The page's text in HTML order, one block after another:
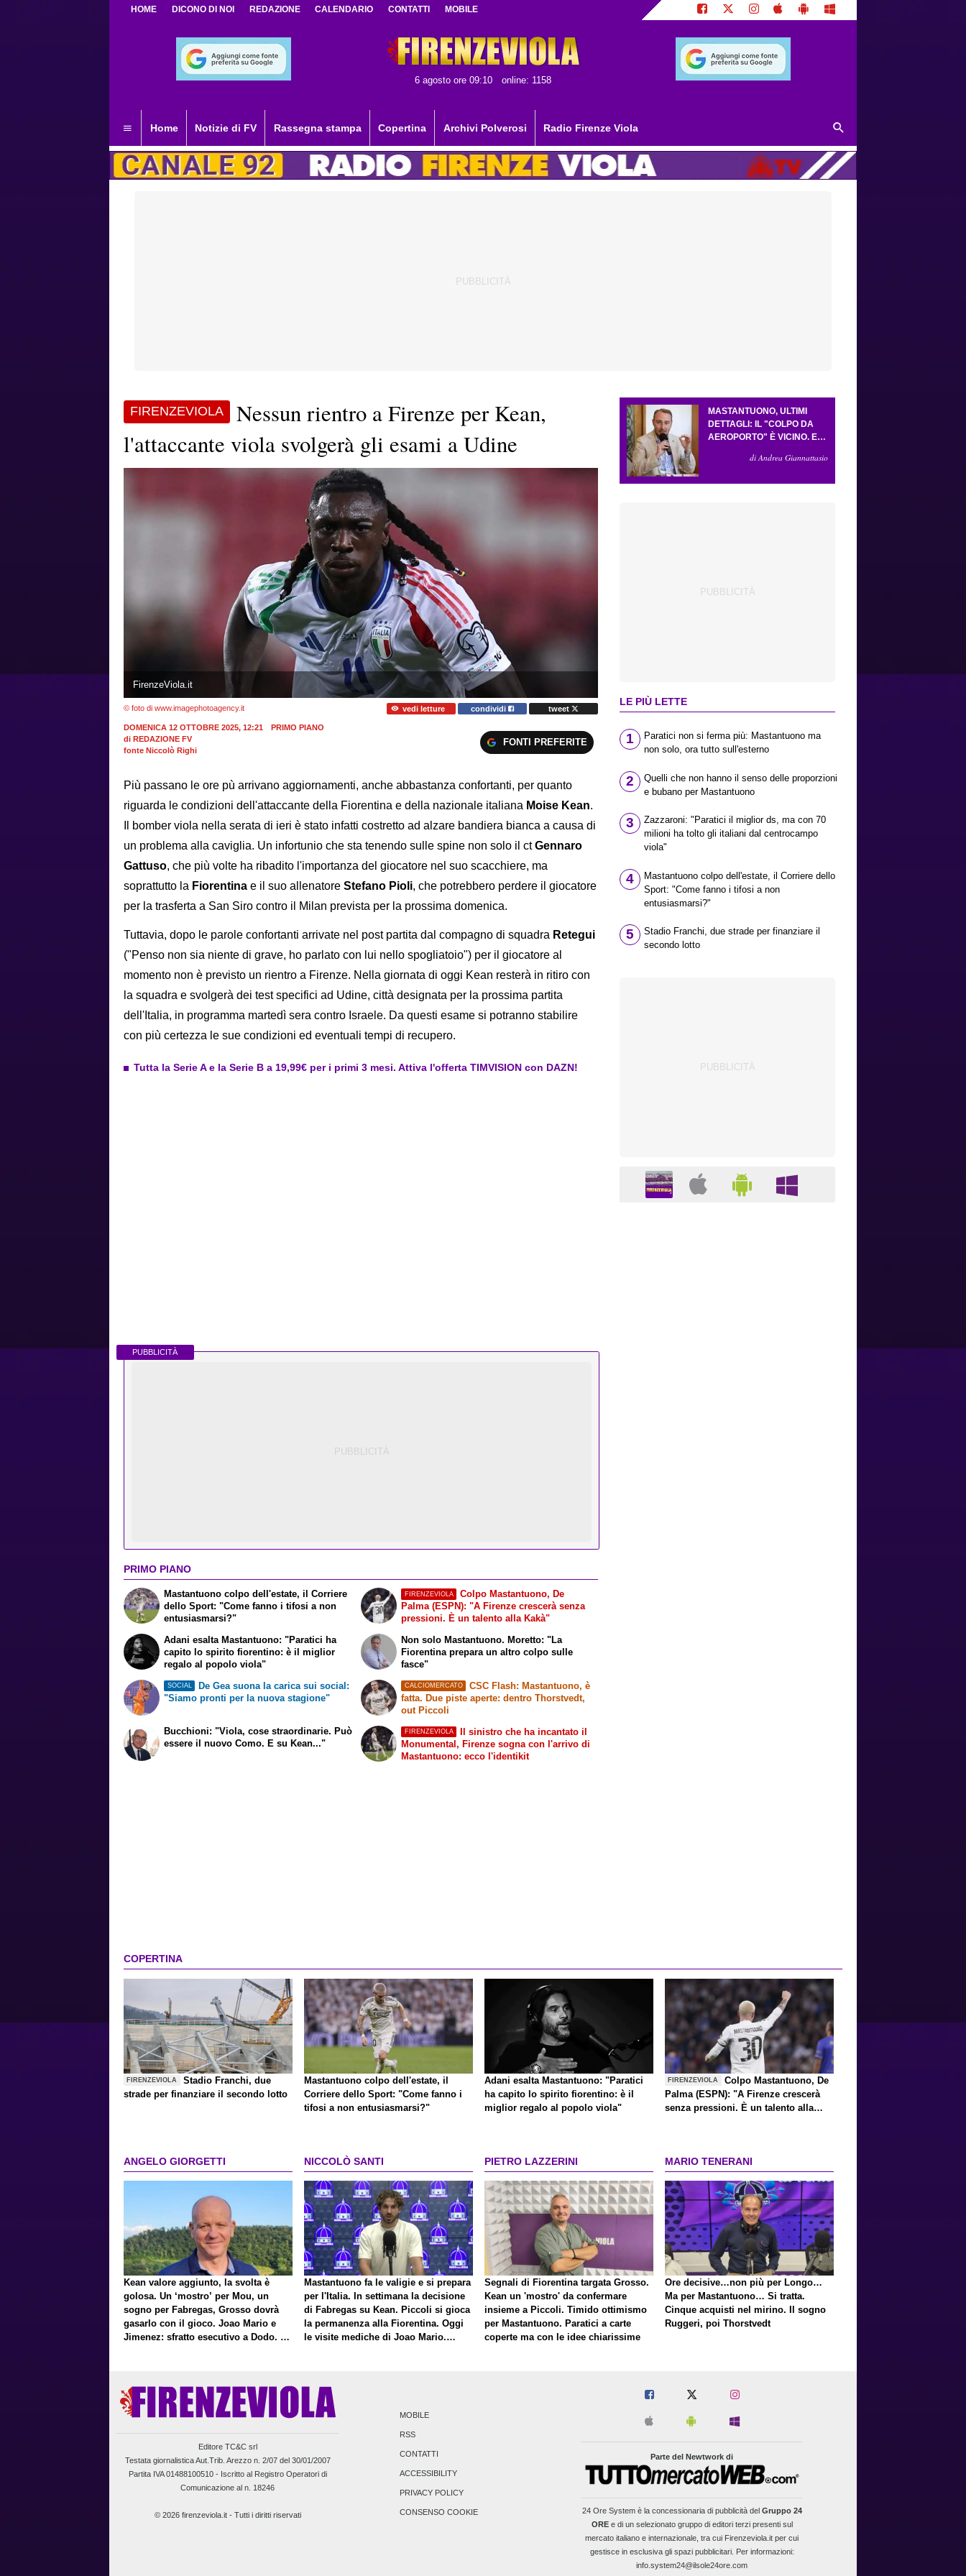
HOME DICONO DI NOI REDAZIONE CALENDARIO CONTATTI MOBILE
6 agosto ore 09:10 online: 1158
Home Notizie di FV Rassegna stampa Copertina Archivi Polverosi Radio Firenze Viola
FIRENZEVIOLA
Nessun rientro a Firenze per Kean,
l'attaccante viola svolgerà gli esami a Udine
FirenzeViola.it
© foto di www.imagephotoagency.it vedi letture condividi tweet
DOMENICA 12 OTTOBRE 2025, 12:21
PRIMO PIANO
di REDAZIONE FV
fonte Niccolò Righi
FONTI PREFERITE
Più passano le ore pù arrivano aggiornamenti, anche abbastanza confortanti, per quanto
riguarda le condizioni dell'attaccante della Fiorentina e della nazionale italiana Moise Kean.
Il bomber viola nella serata di ieri è stato infatti costretto ad alzare bandiera bianca a causa di
un problema alla caviglia. Un infortunio che sta tenendo sulle spine non solo il ctGennaro
Gattuso, che più volte ha ribadito l'importanza del giocatore nel suo scacchiere, ma
soprattutto la Fiorentina e il suo allenatore Stefano Pioli, che potrebbero perdere il giocatore
per la trasferta a San Siro contro il Milan prevista per la prossima domenica.
Tuttavia, dopo le parole confortanti arrivate nel post partita dal compagno di squadra Retegui
("Penso non sia niente di grave, ho parlato con lui nello spogliatoio") per il giocatore al
momento non è previsto un rientro a Firenze. Nella giornata di oggi Kean resterà in ritiro con
la squadra e svolgerà dei test specifici ad Udine, città designata per la prossima partita
dell'Italia, in programma martedì sera contro Israele. Da questi esame si potranno stabilire
con più certezza le sue condizioni ed eventuali tempi di recupero.
Tutta la Serie A e la Serie B a 19,99€ per i primi 3 mesi. Attiva l'offerta TIMVISION con DAZN!
PUBBLICITÀ
PRIMO PIANO
Mastantuono colpo dell'estate, il Corriere
dello Sport: "Come fanno i tifosi a non
entusiasmarsi?"
Adani esalta Mastantuono: "Paratici ha
capito lo spirito fiorentino: è il miglior
regalo al popolo viola"
FIRENZEVIOLA
Colpo Mastantuono, De
Palma (ESPN): "A Firenze crescerà senza
pressioni. È un talento alla Kakà"
Non solo Mastantuono. Moretto: "La
Fiorentina prepara un altro colpo sulle
fasce"
SOCIAL
De Gea suona la carica sui social:
"Siamo pronti per la nuova stagione"
Bucchioni: "Viola, cose straordinarie. Può
essere il nuovo Como. E su Kean..."
CALCIOMERCATO
CSC Flash: Mastantuono, è
fatta. Due piste aperte: dentro Thorstvedt,
out Piccoli
FIRENZEVIOLA
Il sinistro che ha incantato il
Monumental, Firenze sogna con l'arrivo di
Mastantuono: ecco l'identikit
MASTANTUONO, ULTIMI
DETTAGLI: IL "COLPO DA
AEROPORTO" È VICINO. E
COSÌ. GUDMUNDSSON HA
di Andrea Giannattasio
LE PIÙ LETTE
1
Paratici non si ferma più: Mastantuono ma
non solo, ora tutto sull'esterno
2
Quelli che non hanno il senso delle proporzioni
e bubano per Mastantuono
3
Zazzaroni: "Paratici il miglior ds, ma con 70
milioni ha tolto gli italiani dal centrocampo
viola"
4
Mastantuono colpo dell'estate, il Corriere dello
Sport: "Come fanno i tifosi a non
entusiasmarsi?"
5
Stadio Franchi, due strade per finanziare il
secondo lotto
COPERTINA
FIRENZEVIOLA
Stadio Franchi, due
strade per finanziare il secondo lotto
Mastantuono colpo dell'estate, il
Corriere dello Sport: "Come fanno i
tifosi a non entusiasmarsi?"
Adani esalta Mastantuono: "Paratici
ha capito lo spirito fiorentino: è il
miglior regalo al popolo viola"
FIRENZEVIOLA
Colpo Mastantuono, De
Palma (ESPN): "A Firenze crescerà
senza pressioni. È un talento alla
ANGELO GIORGETTI
Kean valore aggiunto, la svolta è
golosa. Un ‘mostro’ per Mou, un
sogno per Fabregas, Grosso dovrà
gasarlo con il gioco. Joao Mario e
Jimenez: sfratto esecutivo a Dodo. E
NICCOLÒ SANTI
Mastantuono fa le valigie e si prepara
per l'Italia. In settimana la decisione
di Fabregas su Kean. Piccoli si gioca
la permanenza alla Fiorentina. Oggi
le visite mediche di Joao Mario.
PIETRO LAZZERINI
Segnali di Fiorentina targata Grosso.
Kean un 'mostro' da confermare
insieme a Piccoli. Timido ottimismo
per Mastantuono. Paratici a carte
coperte ma con le idee chiarissime
MARIO TENERANI
Ore decisive…non più per Longo…
Ma per Mastantuono… Si tratta.
Cinque acquisti nel mirino. Il sogno
Ruggeri, poi Thorstvedt
Editore TC&C srl
Testata giornalistica Aut.Trib. Arezzo n. 2/07 del 30/01/2007
Partita IVA 01488100510 - Iscritto al Registro Operatori di
Comunicazione al n. 18246
© 2026 firenzeviola.it - Tutti i diritti riservati
MOBILE
RSS
CONTATTI
ACCESSIBILITY
PRIVACY POLICY
CONSENSO COOKIE
Parte del Newtwork di
24 Ore Systemè la concessionaria di pubblicità del Gruppo 24
OREe di un selezionato gruppo di editori terzi presenti sul
mercato italiano e internazionale, tra cui Firenzeviola.it per cui
gestisce in esclusiva gli spazi pubblicitari. Per informazioni:
info.system24@ilsole24ore.com